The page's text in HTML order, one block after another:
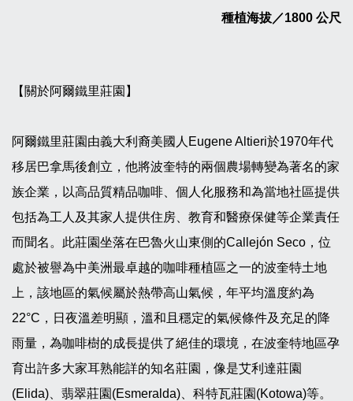
種植海拔／1800 公尺
【關於阿爾鐵里莊園】
阿爾鐵里莊園由義大利裔美國人Eugene Altieri於1970年代
移居巴拿馬後創立，他將波奎特的兩個農場轉變為著名的家
族企業，以高品質精品咖啡、個人化服務和為當地社區提供
包括為工人及其家人提供住房、教育和醫療保健等企業責任
而聞名。此莊園坐落在巴魯火山東側的Callejón Seco，位
處於被譽為中美洲最卓越的咖啡種植區之一的波奎特土地
上，該地區的氣候屬於熱帶高山氣候，年平均溫度約為
22°C，日夜溫差明顯，溫和且穩定的氣候條件及充足的降
雨量，為咖啡樹的成長提供了絕佳的環境，在波奎特地區孕
育出許多大家耳熟能詳的知名莊園，像是艾利達莊園
(Elida)、翡翠莊園(Esmeralda)、科特瓦莊園(Kotowa)等。